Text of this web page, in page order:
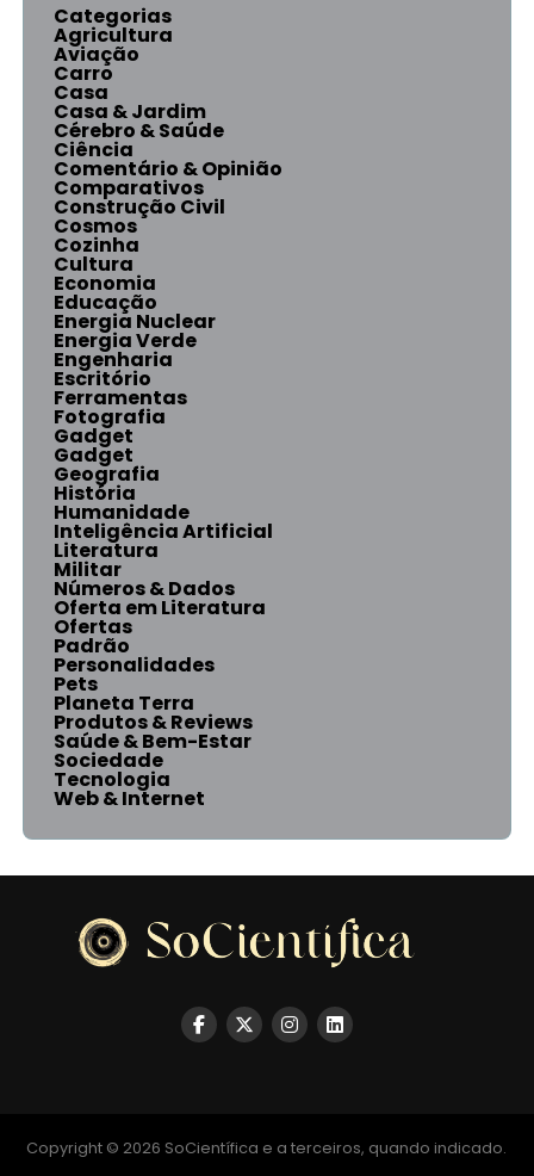
Categorias
Agricultura
Aviação
Carro
Casa
Casa & Jardim
Cérebro & Saúde
Ciência
Comentário & Opinião
Comparativos
Construção Civil
Cosmos
Cozinha
Cultura
Economia
Educação
Energia Nuclear
Energia Verde
Engenharia
Escritório
Ferramentas
Fotografia
Gadget
Gadget
Geografia
História
Humanidade
Inteligência Artificial
Literatura
Militar
Números & Dados
Oferta em Literatura
Ofertas
Padrão
Personalidades
Pets
Planeta Terra
Produtos & Reviews
Saúde & Bem-Estar
Sociedade
Tecnologia
Web & Internet
Copyright © 2026 SoCientífica e a terceiros, quando indicado.